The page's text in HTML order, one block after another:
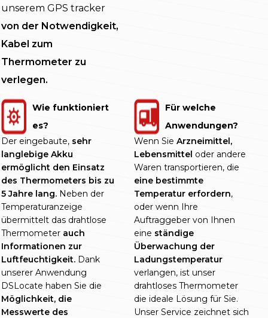
unserem GPS tracker
von der Notwendigkeit,
Kabel zum
Thermometer zu
verlegen.
Wie funktioniert
es?
Der eingebaute, sehr
langlebige Akku
ermöglicht den Einsatz
des Thermometers bis zu
5 Jahre lang. Neben der
Temperaturanzeige
übermittelt das drahtlose
Thermometer auch
Informationen zur
Luftfeuchtigkeit. Dank
unserer Anwendung
DSLocate haben Sie die
Möglichkeit, die
Messwerte des
Für welche
Anwendungen?
Wenn Sie Arzneimittel,
Lebensmittel oder andere
Waren transportieren, die
eine bestimmte
Temperatur erfordern,
oder wenn Ihre
Auftraggeber von Ihnen
eine ständige
Überwachung der
Ladungstemperatur
verlangen, ist unser
drahtloses Thermometer
die ideale Lösung für Sie.
Unser Service zeichnet sich